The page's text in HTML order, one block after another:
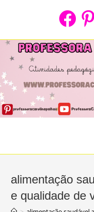
alimentação
e qualidade de